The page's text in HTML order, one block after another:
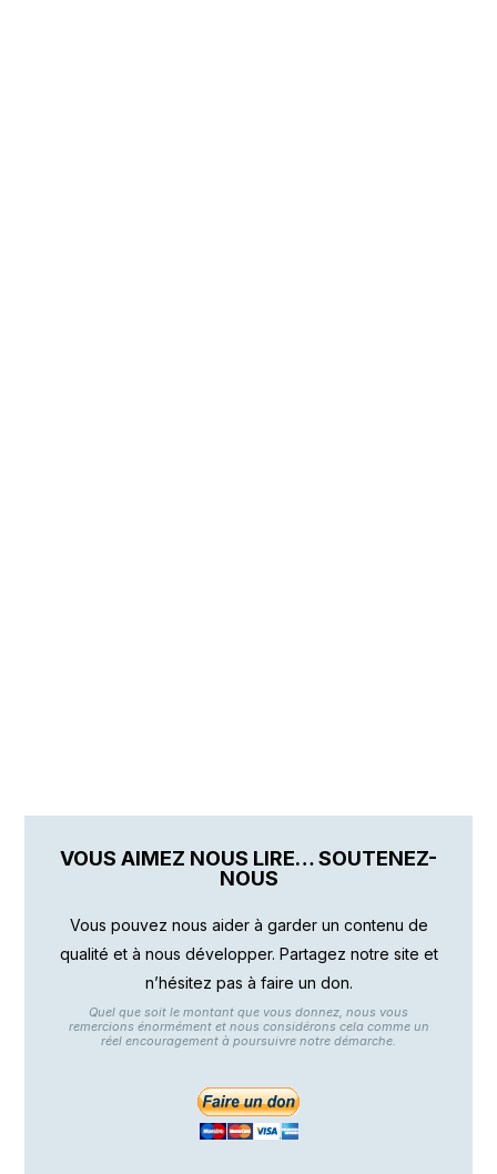
VOUS AIMEZ NOUS LIRE… SOUTENEZ-
NOUS
Vous pouvez nous aider à garder un contenu de
qualité et à nous développer. Partagez notre site et
n’hésitez pas à faire un don.
Quel que soit le montant que vous donnez, nous vous
remercions énormément et nous considérons cela comme un
réel encouragement à poursuivre notre démarche.